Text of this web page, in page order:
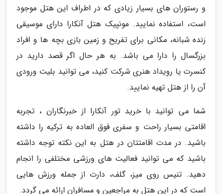
و رستوران های بسیار زیادی که در اطراف این هتل موجود
است، استفاده نمایید. مونپیک هتل آنکارا دارای موسیقی
زنده شبانه، مکانی برای تفریح و زمین بازی بچه ها و افراد
بزرگسال را دارا می باشد. به هر حال اگر قصد دارید در
کنسرت یا رویداد هنری شرکت کنید، می توانید بلیت ورودی
آن را از هتل تهیه نمایید.
شما می توانید با خرید تور آنکارا از خبرنگاران ، تجربه
اقامتی بسیار راحت و سفری فوق العاده به ترکیه را داشته
باشید. در مدت اقامتتان در هتل به این نکته توجه داشته
باشید که می توانید فعالیت های ورزشی مختلفی را انجام
دهید. تنیس روی میز، گلف، دارت از جمله ورزش هایی
است که در این هتل به مراجعین و مسافران ارائه می گردد.